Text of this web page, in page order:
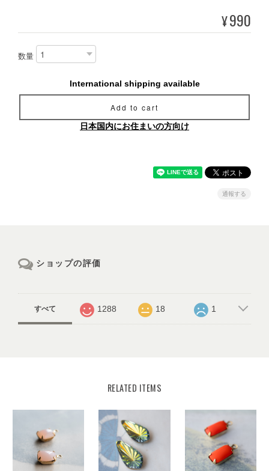
¥990
数量
International shipping available
Add to cart
日本国内にお住まいの方向け
通報する
ショップの評価
すべて 1288 18 1
RELATED ITEMS